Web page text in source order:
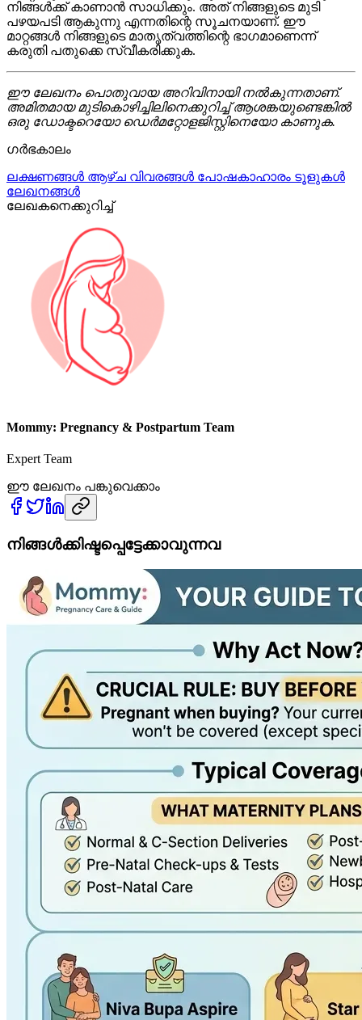
നിങ്ങൾക്ക് കാണാൻ സാധിക്കും. അത് നിങ്ങളുടെ മുടി
പഴയപടി ആകുന്നു എന്നതിന്റെ സൂചനയാണ്. ഈ
മാറ്റങ്ങൾ നിങ്ങളുടെ മാതൃത്വത്തിന്റെ ഭാഗമാണെന്ന്
കരുതി പതുക്കെ സ്വീകരിക്കുക.
ഈ ലേഖനം പൊതുവായ അറിവിനായി നൽകുന്നതാണ്.
അമിതമായ മുടികൊഴിച്ചിലിനെക്കുറിച്ച് ആശങ്കയുണ്ടെങ്കിൽ
ഒരു ഡോക്ടറെയോ ഡെർമറ്റോളജിസ്റ്റിനെയോ കാണുക.
ഗർഭകാലം
ലക്ഷണങ്ങൾ ആഴ്ച വിവരങ്ങൾ പോഷകാഹാരം ടൂളുകൾ
ലേഖനങ്ങൾ
ലേഖകനെക്കുറിച്ച്
Mommy: Pregnancy & Postpartum Team
Expert Team
ഈ ലേഖനം പങ്കുവെക്കാം
നിങ്ങൾക്കിഷ്ടപ്പെട്ടേക്കാവുന്നവ